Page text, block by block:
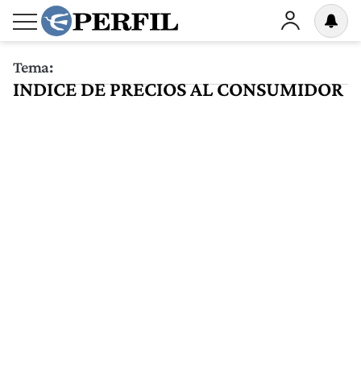
Tema:
INDICE DE PRECIOS AL CONSUMIDOR